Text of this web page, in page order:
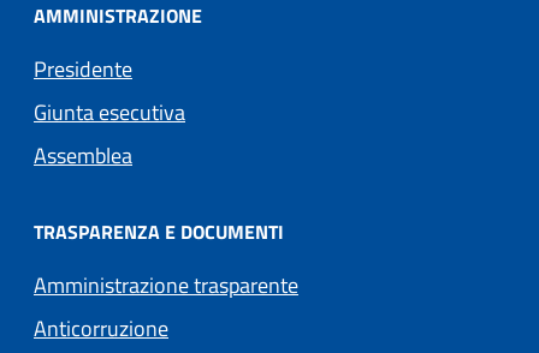
AMMINISTRAZIONE
Presidente
Giunta esecutiva
Assemblea
TRASPARENZA E DOCUMENTI
Amministrazione trasparente
Anticorruzione